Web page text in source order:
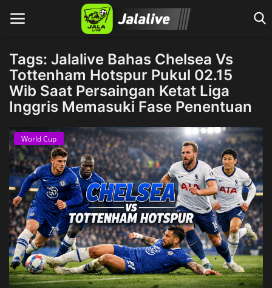
Home
Tags: Jalalive Bahas Chelsea Vs
Tottenham Hotspur Pukul 02.15
Wib Saat Persaingan Ketat Liga
Inggris Memasuki Fase Penentuan
World Cup